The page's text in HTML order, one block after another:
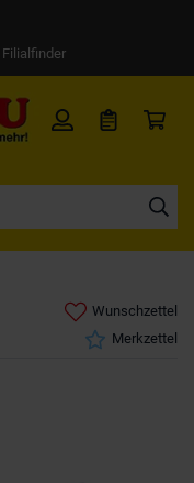
Filialfinder
Wunschzettel
Merkzettel